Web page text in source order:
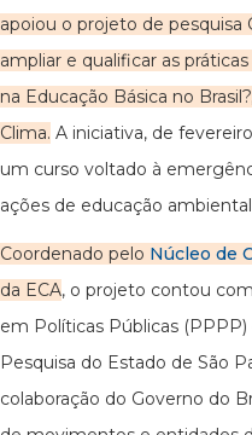
apoiou o projeto de
ampliar e qualificar as
na Educação Básica no
Clima. A iniciativa, de
um curso voltado à
ações de educação
Coordenado pelo Núcleo de
da ECA, o projeto contou
em Políticas Públicas
Pesquisa do Estado de São
colaboração do Governo do